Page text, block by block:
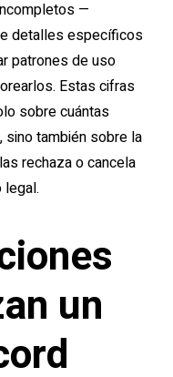
—
detalles específicos
patrones de uso
Estas cifras
sobre cuántas
también sobre la
rechaza o cancela
legal.
un